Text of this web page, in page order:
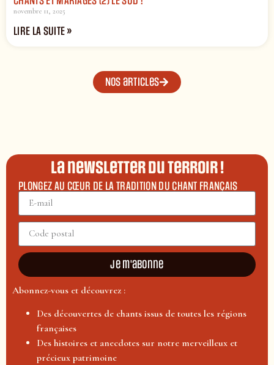
novembre 11, 2025
LIRE LA SUITE »
Nos articles
La newsletter du terroir !
PLONGEZ AU CŒUR DE LA TRADITION DU CHANT FRANÇAIS
Je m'abonne
Abonnez-vous et découvrez :
Des découvertes de chants issus de toutes les régions
françaises
Des histoires et anecdotes sur notre merveilleux et
précieux patrimoine